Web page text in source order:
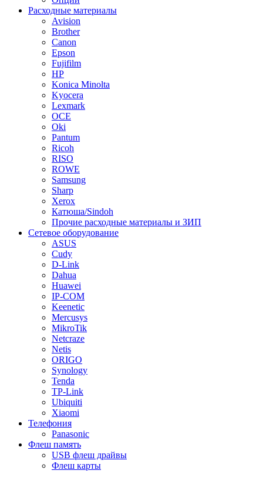
Расходные материалы
Avision
Brother
Canon
Epson
Fujifilm
HP
Konica Minolta
Kyocera
Lexmark
OCE
Oki
Pantum
Ricoh
RISO
ROWE
Samsung
Sharp
Xerox
Катюша/Sindoh
Прочие расходные материалы и ЗИП
Сетевое оборудование
ASUS
Cudy
D-Link
Dahua
Huawei
IP-COM
Keenetic
Mercusys
MikroTik
Netcraze
Netis
ORIGO
Synology
Tenda
TP-Link
Ubiquiti
Xiaomi
Телефония
Panasonic
Флеш память
USB флеш драйвы
Флеш карты